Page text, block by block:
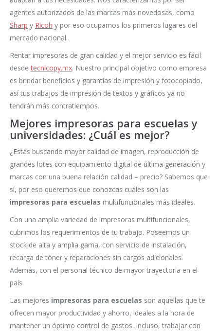
agentes autorizados de las marcas más novedosas, como
Sharp y Ricoh y por eso ocupamos los primeros lugares del
mercado nacional.
Rentar impresoras de gran calidad y el mejor servicio es fácil
desdetecnicopy.mx. Nuestro principal objetivo como empresa
es brindar beneficios y garantías de impresión y fotocopiado,
así tus trabajos de impresión de textos y gráficos ya no
tendrán más contratiempos.
Mejores impresoras para escuelas y
universidades: ¿Cuál es mejor?
¿Estás buscando mayor calidad de imagen, reproducción de
grandes lotes con equipamiento digital de última generación y
marcas con una buena relación calidad – precio? Sabemos que
sí, por eso queremos que conozcas cuáles son las
impresoras para escuelas multifuncionales más ideales.
Con una amplia variedad de impresoras multifuncionales,
cubrimos los requerimientos de tu trabajo. Poseemos un
stock de alta y amplia gama, con servicio de instalación,
recarga de tóner y reparaciones sin cargos adicionales.
Además, con el personal técnico de mayor trayectoria en el
país.
Las mejores impresoras para escuelas son aquellas que te
ofrecen mayor productividad y ahorro, ideales a la hora de
mantener un óptimo control de gastos. Incluso, trabajar con